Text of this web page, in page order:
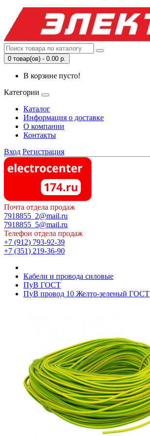
0 товар(ов) - 0.00 р.
В корзине пусто!
Категории
Каталог
Информация о доставке
О компании
Контакты
Вход Регистрация
Почта отдела продаж
7918855_2@mail.ru
7918855_5@mail.ru
Телефон отдела продаж
+7 (912) 793-92-39
+7 (351) 219-36-90
Кабели и провода силовые
ПуВ ГОСТ
ПуВ провод 10 Желто-зеленый ГОСТ